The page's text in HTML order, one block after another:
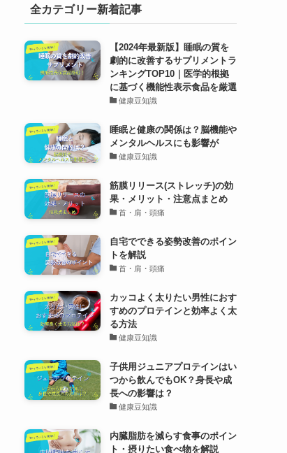
全カテゴリー新着記事
【2024年最新版】睡眠の質を
劇的に改善するサプリメントラ
ンキングTOP10｜医学的根拠
に基づく機能性表示食品を厳選
健康豆知識
睡眠と健康の関係は？脳機能や
メンタルヘルスにも影響が
健康豆知識
筋膜リリース(ストレッチ)の効
果・メリット・注意点まとめ
首・肩・頭痛
自宅でできる姿勢改善のポイン
トを解説
首・肩・頭痛
カッコよく太りたい男性におす
すめのプロテインと効率よく太
る方法
健康豆知識
子供用ジュニアプロテインはい
つから飲んでもOK？身長や成
長への影響は？
健康豆知識
内臓脂肪を減らす食事のポイン
ト・摂りたい食べ物を解説